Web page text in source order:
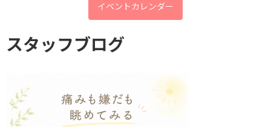
評判
アーカイブ
2026年8月
イベントカレンダー
スタッフブログ